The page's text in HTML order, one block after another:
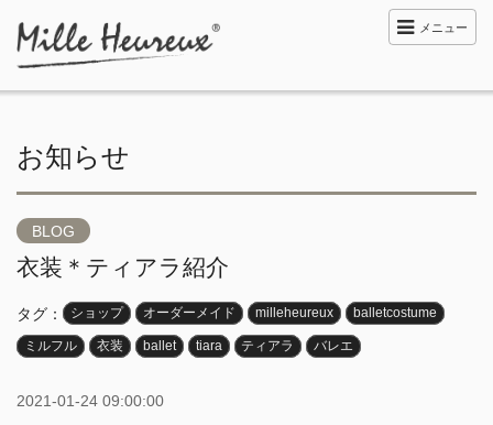
メニュー
お知らせ
BLOG
衣装＊ティアラ紹介
タグ： ショップ オーダーメイド milleheureux balletcostume
ミルフル 衣装 ballet tiara ティアラ バレエ
2021-01-24 09:00:00